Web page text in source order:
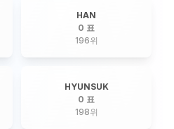
HAN
0 표
196위
HYUNSUK
0 표
198위